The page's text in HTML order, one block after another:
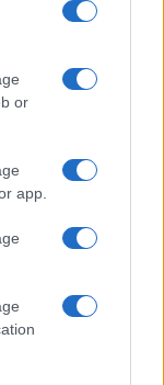
or
app.
other
napja volt a
30-ra